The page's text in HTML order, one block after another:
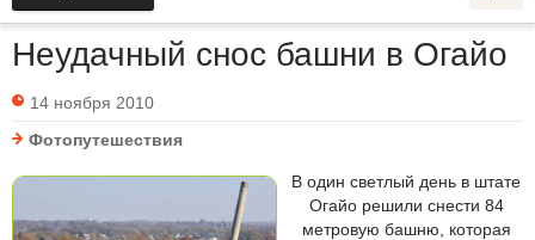
Неудачный снос башни в Огайо
14 ноября 2010
Фотопутешествия
В один светлый день в штате
Огайо решили снести 84
метровую башню, которая